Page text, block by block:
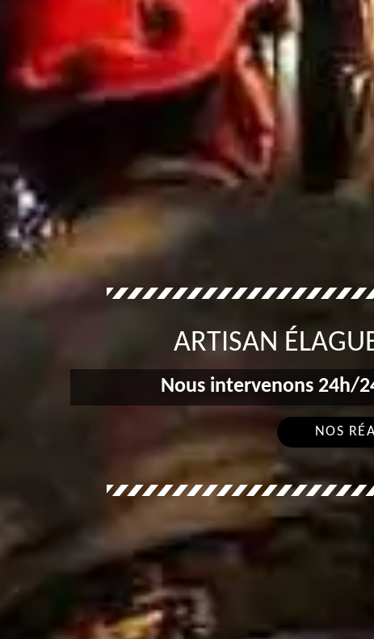
ARTISAN
Nous intervenons 24h/
NOS